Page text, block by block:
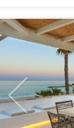
Previous